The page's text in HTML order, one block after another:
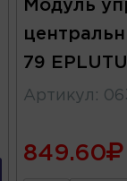
Модуль
79
Артикул :
849.60